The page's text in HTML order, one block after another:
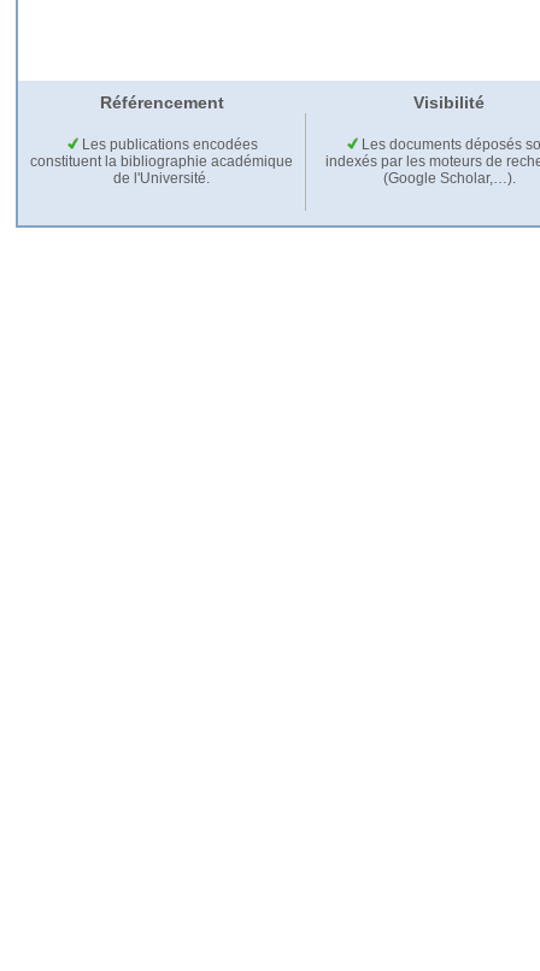
Référencement Visibilité
Les publications encodées
constituent la bibliographie académique
de l'Université.
Les documents déposés
indexés par les moteurs de
(Google Scholar,…).